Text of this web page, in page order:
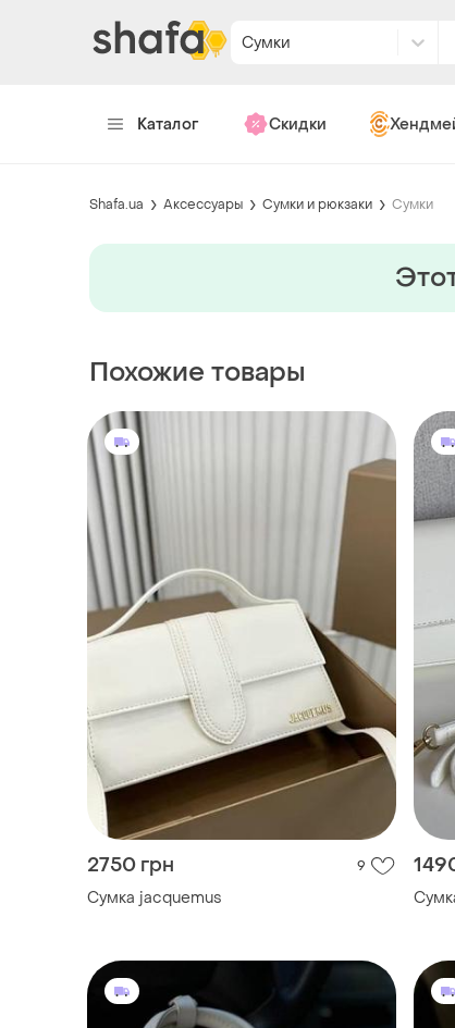
Сумки
Каталог Скидки
Shafa.ua Аксессуары Сумки и рюкзаки Сумки
Похожие товары
2750 грн 9
Сумка jacquemus